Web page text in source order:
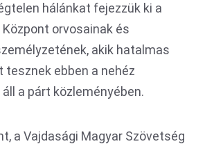
hálánkat fejezzük ki a
Központ orvosainak és
akik hatalmas
ebben a nehéz
a párt közleményében.
a Vajdasági Magyar Szövetség